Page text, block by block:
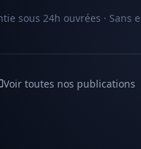
sous 24h ouvrées · Sans
Voir toutes nos publications